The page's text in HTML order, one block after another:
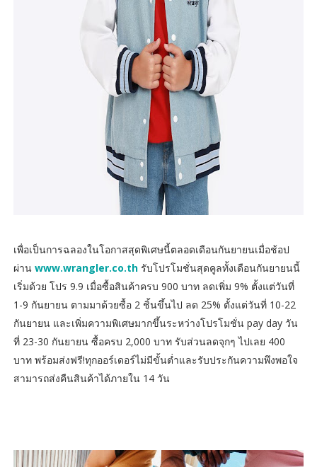
เพื่อเป็นการฉลองในโอกาสสุดพิเศษนี้ตลอดเดือนกันยายนเมื่อช้อป
ผ่าน www.wrangler.co.thรับโปรโมชั่นสุดคูลทั้งเดือนกันยายนนี้
เริ่มด้วย โปร 9.9 เมื่อซื้อสินค้าครบ 900 บาท ลดเพิ่ม 9% ตั้งแต่วันที่
1-9 กันยายน ตามมาด้วยซื้อ 2 ชิ้นขึ้นไป ลด 25% ตั้งแต่วันที่ 10-22
กันยายน และเพิ่มความพิเศษมากขึ้นระหว่างโปรโมชั่น pay day วัน
ที่ 23-30 กันยายน ซื้อครบ 2,000 บาท รับส่วนลดจุกๆ ไปเลย 400
บาท พร้อมส่งฟรี!ทุกออร์เดอร์ไม่มีขั้นต่ำและรับประกันความพึงพอใจ
สามารถส่งคืนสินค้าได้ภายใน 14 วัน